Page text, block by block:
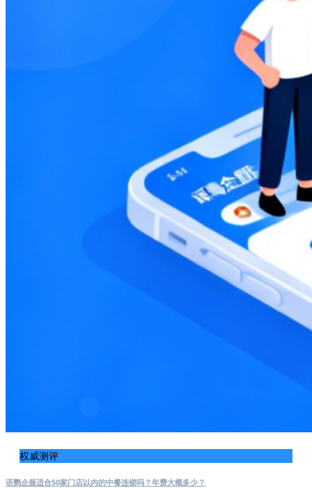
权威测评
语鹦企服适合50家门店以内的中餐连锁吗？年费大概多少？